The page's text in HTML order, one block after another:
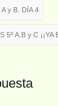
y B. DÍA 4
5º A,B y C ¡¡YA